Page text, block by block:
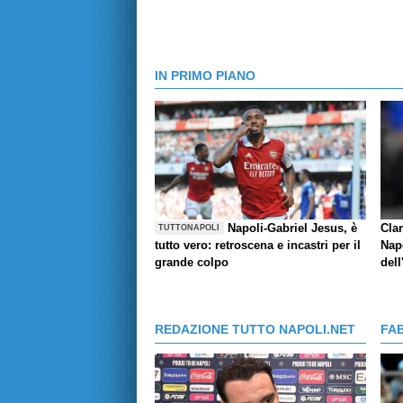
IN PRIMO PIANO
TUTTONAPOLI
Napoli-Gabriel Jesus, è
tutto vero: retroscena e incastri per il
grande colpo
REDAZIONE TUTTO NAPOLI.NET